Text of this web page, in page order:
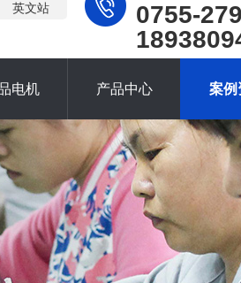
0755-
英文站
电机 产品中心 案例